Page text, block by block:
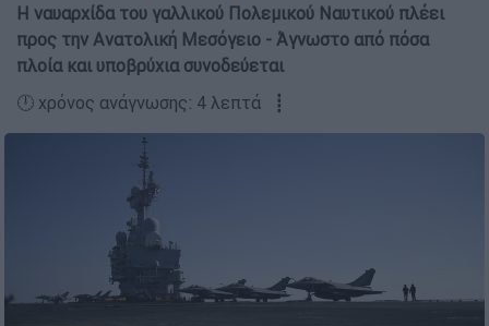
Η ναυαρχίδα του γαλλικού Πολεμικού Ναυτικού πλέει
προς την Ανατολική Μεσόγειο - Άγνωστο από πόσα
πλοία και υποβρύχια συνοδεύεται
🕛 χρόνος ανάγνωσης: 4 λεπτά ┋